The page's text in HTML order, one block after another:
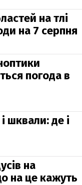
на тлі
на 7 серпня
погода в
шквали: де і
на
на це кажуть